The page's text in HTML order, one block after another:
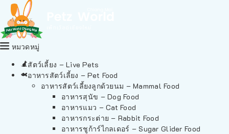
หมวดหมู่
สัตว์เลี้ยง – Live Pets
อาหารสัตว์เลี้ยง – Pet Food
อาหารสัตว์เลี้ยงลูกด้วยนม – Mammal Food
อาหารสุนัข – Dog Food
อาหารแมว – Cat Food
อาหารกระต่าย – Rabbit Food
อาหารชูก้าร์ไกลเดอร์ – Sugar Glider Food